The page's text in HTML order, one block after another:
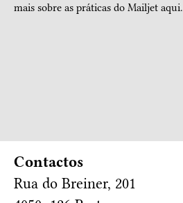
mais sobre as práticas do Mailjet aqui.
Contactos
Rua do Breiner, 201